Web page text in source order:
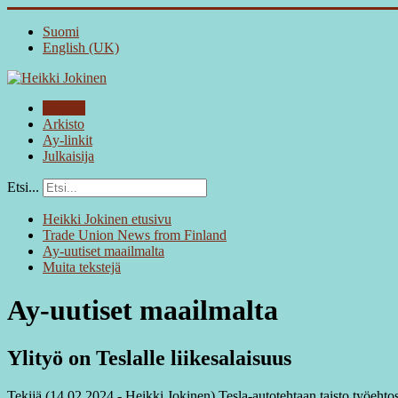
Suomi
English (UK)
Arkisto
Ay-linkit
Julkaisija
Etsi...
Heikki Jokinen etusivu
Trade Union News from Finland
Ay-uutiset maailmalta
Muita tekstejä
Ay-uutiset maailmalta
Ylityö on Teslalle liikesalaisuus